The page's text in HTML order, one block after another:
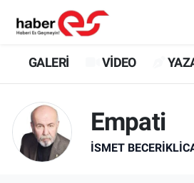
GALERİ VİDEO
Empati
İSMET
GALERİ
YAZARLAR
GÜNDEM
Eskişehir Nöbetçi Eczaneler
Eskişehir Trafik Yoğunluk
Süper Lig Puan Durumu ve